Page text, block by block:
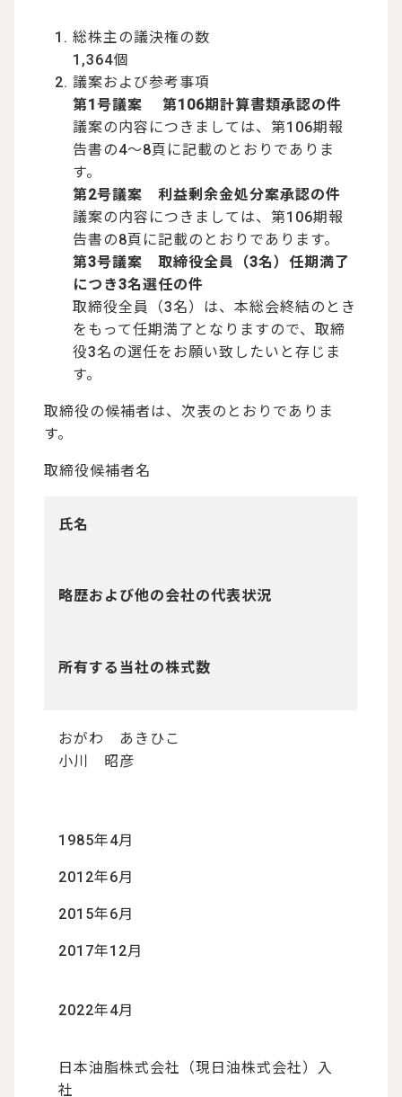
総株主の議決権の数
1,364個
議案および参考事項
第1号議案 第106期計算書類承認の件
議案の内容につきましては、第106期報
告書の4～8頁に記載のとおりでありま
す。
第2号議案 利益剰余金処分案承認の件
議案の内容につきましては、第106期報
告書の8頁に記載のとおりであります。
第3号議案 取締役全員（3名）任期満了
につき3名選任の件
取締役全員（3名）は、本総会終結のとき
をもって任期満了となりますので、取締
役3名の選任をお願い致したいと存じま
す。
取締役の候補者は、次表のとおりでありま
す。
取締役候補者名
氏名
略歴および他の会社の代表状況
所有する当社の株式数
おがわ あきひこ
小川 昭彦
1985年4月
2012年6月
2015年6月
2017年12月
2022年4月
日本油脂株式会社（現日油株式会社）入
社